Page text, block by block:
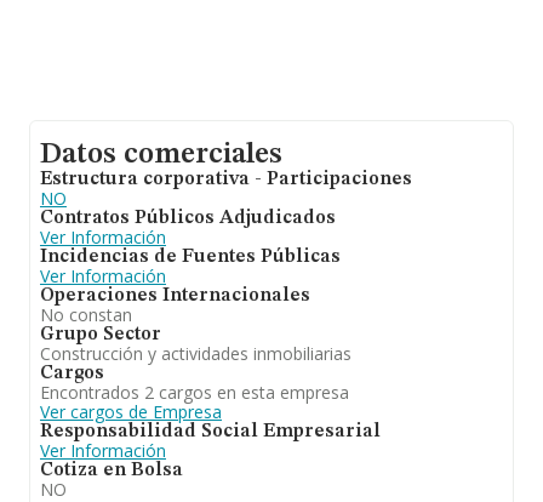
Datos comerciales
Estructura corporativa - Participaciones
NO
Contratos Públicos Adjudicados
Ver Información
Incidencias de Fuentes Públicas
Ver Información
Operaciones Internacionales
No constan
Grupo Sector
Construcción y actividades inmobiliarias
Cargos
Encontrados 2 cargos en esta empresa
Ver cargos de Empresa
Responsabilidad Social Empresarial
Ver Información
Cotiza en Bolsa
NO